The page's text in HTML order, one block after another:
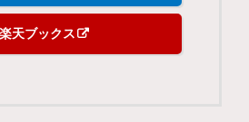
楽天ブックス